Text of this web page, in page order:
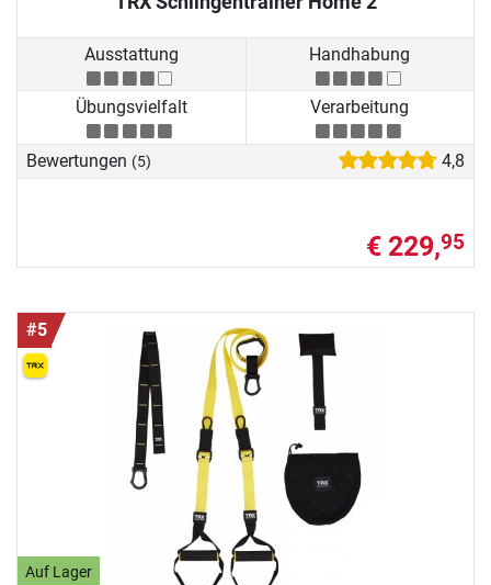
Ausstattung Handhabung
Übungsvielfalt Verarbeitung
Bewertungen (5) 4,8
€ 229,95
#5
Auf Lager